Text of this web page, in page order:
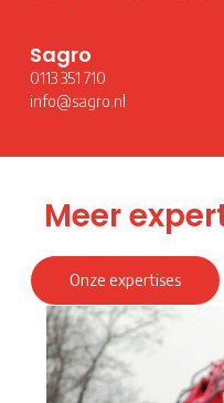
Sagro
0113 351 710
info@sagro.nl
Meer
Onze expertises